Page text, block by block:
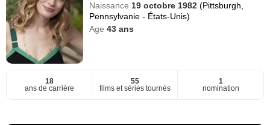
Naissance 19 octobre 1982(Pittsburgh,
Pennsylvanie - États-Unis)
Age43 ans
18
ans de carrière
55
films et séries tournés
1
nomination